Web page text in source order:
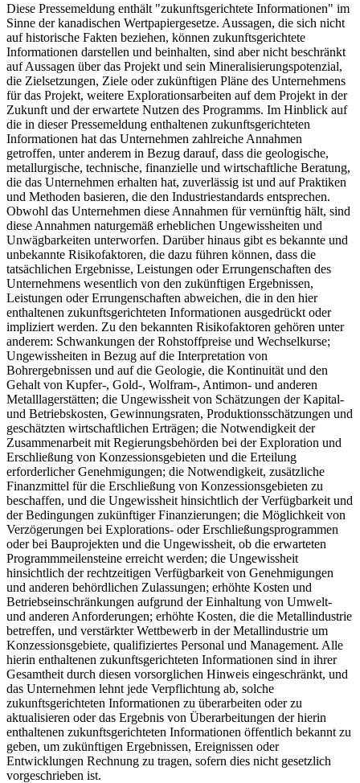
Diese Pressemeldung enthält "zukunftsgerichtete Informationen" im
Sinne der kanadischen Wertpapiergesetze. Aussagen, die sich nicht
auf historische Fakten beziehen, können zukunftsgerichtete
Informationen darstellen und beinhalten, sind aber nicht beschränkt
auf Aussagen über das Projekt und sein Mineralisierungspotenzial,
die Zielsetzungen, Ziele oder zukünftigen Pläne des Unternehmens
für das Projekt, weitere Explorationsarbeiten auf dem Projekt in der
Zukunft und der erwartete Nutzen des Programms. Im Hinblick auf
die in dieser Pressemeldung enthaltenen zukunftsgerichteten
Informationen hat das Unternehmen zahlreiche Annahmen
getroffen, unter anderem in Bezug darauf, dass die geologische,
metallurgische, technische, finanzielle und wirtschaftliche Beratung,
die das Unternehmen erhalten hat, zuverlässig ist und auf Praktiken
und Methoden basieren, die den Industriestandards entsprechen.
Obwohl das Unternehmen diese Annahmen für vernünftig hält, sind
diese Annahmen naturgemäß erheblichen Ungewissheiten und
Unwägbarkeiten unterworfen. Darüber hinaus gibt es bekannte und
unbekannte Risikofaktoren, die dazu führen können, dass die
tatsächlichen Ergebnisse, Leistungen oder Errungenschaften des
Unternehmens wesentlich von den zukünftigen Ergebnissen,
Leistungen oder Errungenschaften abweichen, die in den hier
enthaltenen zukunftsgerichteten Informationen ausgedrückt oder
impliziert werden. Zu den bekannten Risikofaktoren gehören unter
anderem: Schwankungen der Rohstoffpreise und Wechselkurse;
Ungewissheiten in Bezug auf die Interpretation von
Bohrergebnissen und auf die Geologie, die Kontinuität und den
Gehalt von Kupfer-, Gold-, Wolfram-, Antimon- und anderen
Metalllagerstätten; die Ungewissheit von Schätzungen der Kapital-
und Betriebskosten, Gewinnungsraten, Produktionsschätzungen und
geschätzten wirtschaftlichen Erträgen; die Notwendigkeit der
Zusammenarbeit mit Regierungsbehörden bei der Exploration und
Erschließung von Konzessionsgebieten und die Erteilung
erforderlicher Genehmigungen; die Notwendigkeit, zusätzliche
Finanzmittel für die Erschließung von Konzessionsgebieten zu
beschaffen, und die Ungewissheit hinsichtlich der Verfügbarkeit und
der Bedingungen zukünftiger Finanzierungen; die Möglichkeit von
Verzögerungen bei Explorations- oder Erschließungsprogrammen
oder bei Bauprojekten und die Ungewissheit, ob die erwarteten
Programmmeilensteine erreicht werden; die Ungewissheit
hinsichtlich der rechtzeitigen Verfügbarkeit von Genehmigungen
und anderen behördlichen Zulassungen; erhöhte Kosten und
Betriebseinschränkungen aufgrund der Einhaltung von Umwelt-
und anderen Anforderungen; erhöhte Kosten, die die Metallindustrie
betreffen, und verstärkter Wettbewerb in der Metallindustrie um
Konzessionsgebiete, qualifiziertes Personal und Management. Alle
hierin enthaltenen zukunftsgerichteten Informationen sind in ihrer
Gesamtheit durch diesen vorsorglichen Hinweis eingeschränkt, und
das Unternehmen lehnt jede Verpflichtung ab, solche
zukunftsgerichteten Informationen zu überarbeiten oder zu
aktualisieren oder das Ergebnis von Überarbeitungen der hierin
enthaltenen zukunftsgerichteten Informationen öffentlich bekannt zu
geben, um zukünftigen Ergebnissen, Ereignissen oder
Entwicklungen Rechnung zu tragen, sofern dies nicht gesetzlich
vorgeschrieben ist.